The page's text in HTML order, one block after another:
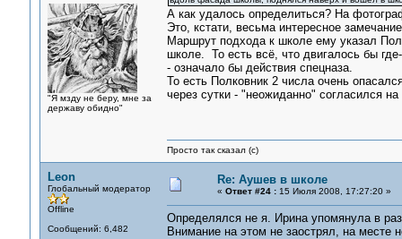
"Я мзду не беру, мне за
державу обидно"
А как удалось определиться? На
Это, кстати, весьма интересное
Маршрут подхода к школе ему указал
школе. То есть всё, что двигалось бы
- означало бы действия спецназа.
То есть Полковник 2 числа очень
через сутки - "неожиданно" согласился
Просто так сказал (с)
Leon
Глобальный модератор
Offline
Сообщений: 6,482
Re: Аушев в школе
« Ответ #24 :15 Июля 2008, 17:27:20 »
Определялся не я. Ирина упомянула в
Внимание на этом не заострял, на месте